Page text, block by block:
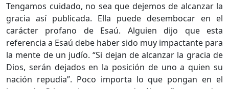
Tengamos cuidado, no sea que dejemos de alcanzar la
gracia así publicada. Ella puede desembocar en el
carácter profano de Esaú. Alguien dijo que esta
referencia a Esaú debe haber sido muy impactante para
la mente de un judío. “Si dejan de alcanzar la gracia de
Dios, serán dejados en la posición de uno a quien su
nación repudia”. Poco importa lo que pongan en el